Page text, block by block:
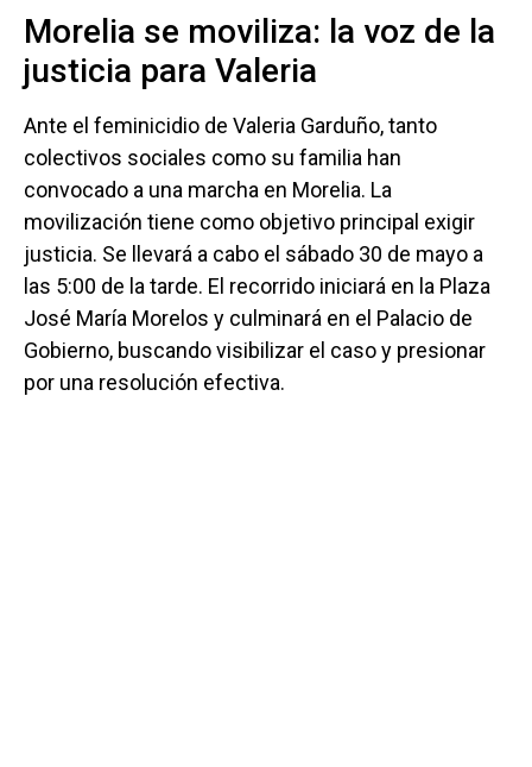
Morelia se moviliza: la voz de la
justicia para Valeria
Ante el feminicidio de Valeria Garduño, tanto
colectivos sociales como su familia han
convocado a una marcha en Morelia. La
movilización tiene como objetivo principal exigir
justicia. Se llevará a cabo el sábado 30 de mayo a
las 5:00 de la tarde. El recorrido iniciará en la Plaza
José María Morelos y culminará en el Palacio de
Gobierno, buscando visibilizar el caso y presionar
por una resolución efectiva.